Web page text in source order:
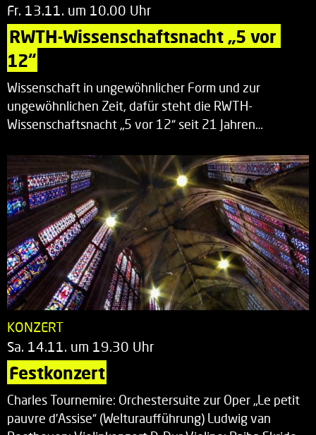
Fr. 13.11. um 10.00 Uhr
RWTH-Wissenschaftsnacht „5 vor
12“
Wissenschaft in ungewöhnlicher Form und zur
ungewöhnlichen Zeit, dafür steht die RWTH-
Wissenschaftsnacht „5 vor 12“ seit 21 Jahren…
KONZERT
Sa. 14.11. um 19.30 Uhr
Festkonzert
Charles Tournemire: Orchestersuite zur Oper „Le petit
pauvre d’Assise“ (Welturaufführung) Ludwig van